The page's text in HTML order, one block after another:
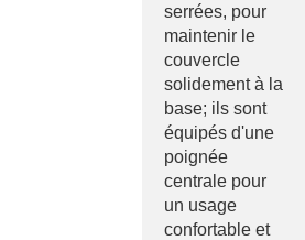
serrées, pour
maintenir le
couvercle
solidement à la
base; ils sont
équipés d'une
poignée
centrale pour
un usage
confortable et